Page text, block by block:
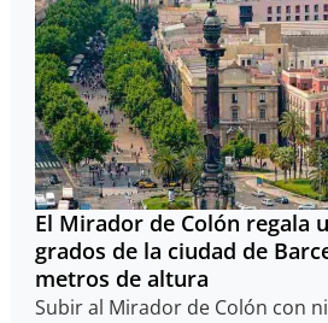
El Mirador de Colón regala
grados de la ciudad de
metros de altura
Subir al Mirador de Colón con